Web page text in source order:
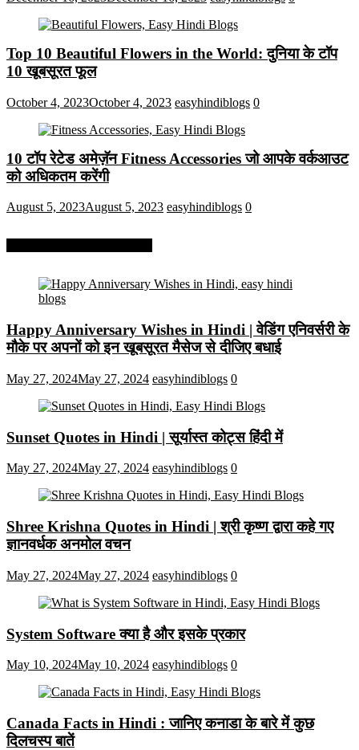
Top 10 Beautiful Flowers in the World: दुनिया के टॉप
10 खूबसूरत फूल
October 4, 2023October 4, 2023 easyhindiblogs 0
10 टॉप रेटेड अमेज़ॅन Fitness Accessories जो आपके वर्कआउट
को अधिकतम करेंगी
August 5, 2023August 5, 2023 easyhindiblogs 0
Happy Anniversary Wishes in Hindi | वेडिंग एनिवर्सरी के
मौके पर अपनों को इन खूबसूरत मैसेज से दीजिए बधाई
May 27, 2024May 27, 2024 easyhindiblogs 0
Sunset Quotes in Hindi | सूर्यास्त कोट्स हिंदी में
May 27, 2024May 27, 2024 easyhindiblogs 0
Shree Krishna Quotes in Hindi | श्री कृष्ण द्वारा कहे गए
ज्ञानवर्धक अनमोल वचन
May 27, 2024May 27, 2024 easyhindiblogs 0
System Software क्या है और इसके प्रकार
May 10, 2024May 10, 2024 easyhindiblogs 0
Canada Facts in Hindi : जानिए कनाडा के बारे में कुछ
दिलचस्प बातें